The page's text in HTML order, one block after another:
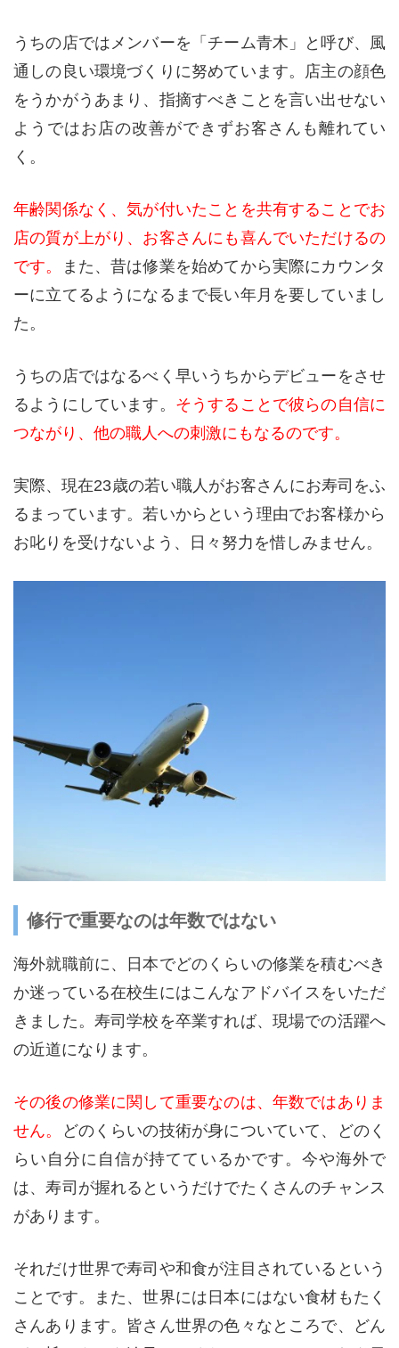
うちの店ではメンバーを「チーム青木」と呼び、風
通しの良い環境づくりに努めています。店主の顔色
をうかがうあまり、指摘すべきことを言い出せない
ようではお店の改善ができずお客さんも離れてい
く。
年齢関係なく、気が付いたことを共有することでお
店の質が上がり、お客さんにも喜んでいただけるの
です。
また、昔は修業を始めてから実際にカウンタ
ーに立てるようになるまで長い年月を要していまし
た。
うちの店ではなるべく早いうちからデビューをさせ
るようにしています。 そうすることで彼らの自信に
つながり、他の職人への刺激にもなるのです。
実際、現在23歳の若い職人がお客さんにお寿司をふ
るまっています。若いからという理由でお客様から
お叱りを受けないよう、日々努力を惜しみません。
修行で重要なのは年数ではない
海外就職前に、日本でどのくらいの修業を積むべき
か迷っている在校生にはこんなアドバイスをいただ
きました。寿司学校を卒業すれば、現場での活躍へ
の近道になります。
その後の修業に関して重要なのは、年数ではありま
せん。
どのくらいの技術が身についていて、どのく
らい自分に自信が持てているかです。今や海外で
は、寿司が握れるというだけでたくさんのチャンス
があります。
それだけ世界で寿司や和食が注目されているという
ことです。また、世界には日本にはない食材もたく
さんあります。皆さん世界の色々なところで、どん